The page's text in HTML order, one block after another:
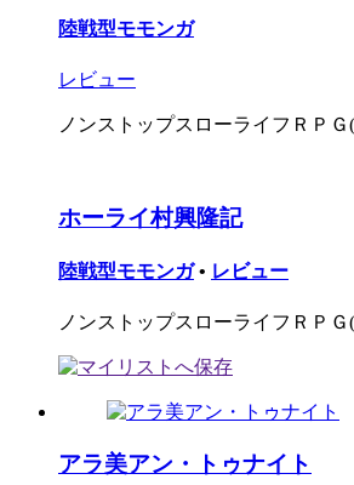
陸戦型モモンガ
レビュー
ノンストップスローライフＲＰ
ホーライ村興隆記
陸戦型モモンガ • レビュー
ノンストップスローライフＲＰ
アラ美アン・トゥナイト